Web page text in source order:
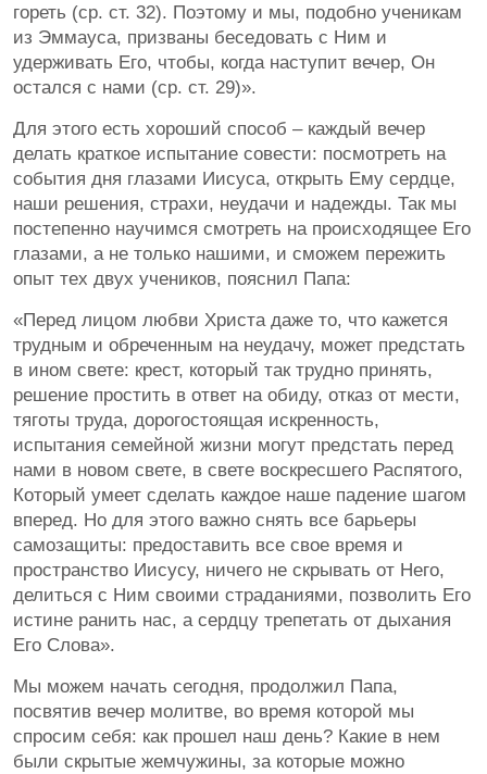
гореть (ср. ст. 32). Поэтому и мы, подобно ученикам
из Эммауса, призваны беседовать с Ним и
удерживать Его, чтобы, когда наступит вечер, Он
остался с нами (ср. ст. 29)».
Для этого есть хороший способ – каждый вечер
делать краткое испытание совести: посмотреть на
события дня глазами Иисуса, открыть Ему сердце,
наши решения, страхи, неудачи и надежды. Так мы
постепенно научимся смотреть на происходящее Его
глазами, а не только нашими, и сможем пережить
опыт тех двух учеников, пояснил Папа:
«Перед лицом любви Христа даже то, что кажется
трудным и обреченным на неудачу, может предстать
в ином свете: крест, который так трудно принять,
решение простить в ответ на обиду, отказ от мести,
тяготы труда, дорогостоящая искренность,
испытания семейной жизни могут предстать перед
нами в новом свете, в свете воскресшего Распятого,
Который умеет сделать каждое наше падение шагом
вперед. Но для этого важно снять все барьеры
самозащиты: предоставить все свое время и
пространство Иисусу, ничего не скрывать от Него,
делиться с Ним своими страданиями, позволить Его
истине ранить нас, а сердцу трепетать от дыхания
Его Слова».
Мы можем начать сегодня, продолжил Папа,
посвятив вечер молитве, во время которой мы
спросим себя: как прошел наш день? Какие в нем
были скрытые жемчужины, за которые можно